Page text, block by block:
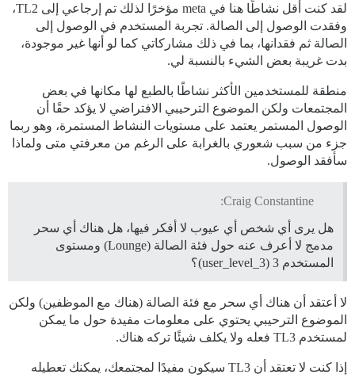
لقد كنت أقل نشاطًا هنا في meta مؤخرًا لذلك تم إرجاعي إلى TL2،
وفقدت الوصول إلى الصالة. تجربة المستخدم في الوصول إلى
الصالة ثم فقدانها، بما في ذلك مشاركاتي كما لو أنها غير موجودة،
بدت غريبة بعض الشيء بالنسبة لي.
منطقة للمستخدمين الأكثر نشاطًا بالطبع لها مكانها في بعض
المجتمعات ولكن الموضوع الترحيبي الافتراضي لا يؤكد حقًا أن
الوصول المستمر يعتمد على مستويات النشاط المستمرة، وهو ربما
جزء من سبب شعوري بالغرابة على الرغم من معرفتي متى ولماذا
سأفقد الوصول.
Craig Constantine:
هل يرى أي شخص أي عيوب لا أفكر فيها، هل هناك أي سحر
مدمج لا أعرف عنه حول فئة الصالة (Lounge) ومستوى
المستخدم 3 (user_level_3)؟
لا أعتقد أن هناك أي سحر مع فئة الصالة (هناك مع الموظفين) ولكن
الموضوع الترحيبي يحتوي على معلومات مفيدة حول ما يمكن
لمستخدم TL3 فعله ولا يكلف شيئًا تركه هناك.
إذا كنت لا تعتقد أن TL3 سيكون مفيدًا لمجتمعك، يمكنك تعطيله